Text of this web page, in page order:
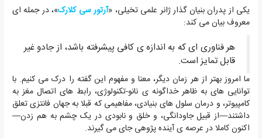
یکی از پدران بنیان گذار ژانر علمی تخیلی، «آرتور سی کلارک»، در جمله ای
معروف بیان می کند:
هر فناوری ای که به اندازه ی کافی پیشرفته باشد، از جادو غیر
قابل تمایز است.
ما امروز بهتر از هر زمان دیگر، معنا و مفهوم این گفته را درک می کنیم. با
توانایی های به ظاهر خداگونه ی نانو-تکنولوژی، رابط های اتصال مغز به
کامپیوتر، و درمان سلول های بنیادی، مفاهیمی که قبلا به جهان فانتزی تعلق
داشتند—از قبیل جاودانگی، و خلق و نابودی در یک چشم به هم زدن—
اکنون کاملا در عرصه ی آینده پژوهی جای می گیرند.